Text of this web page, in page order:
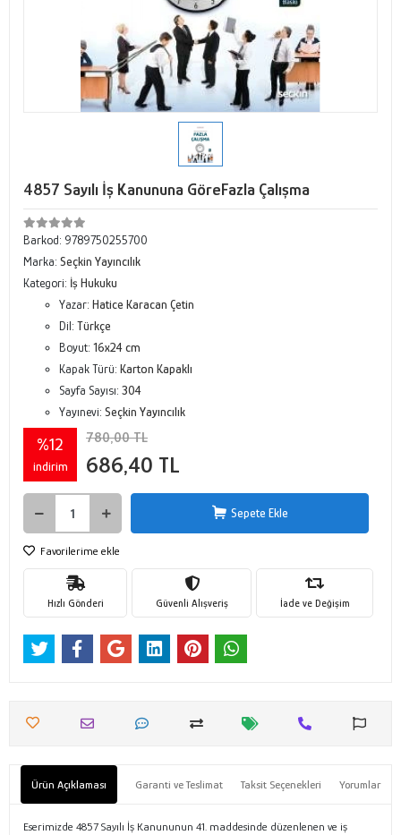
4857 Sayılı İş Kanununa GöreFazla Çalışma
Barkod: 9789750255700
Marka: Seçkin Yayıncılık
Kategori: İş Hukuku
Yazar: Hatice Karacan Çetin
Dil: Türkçe
Boyut: 16x24 cm
Kapak Türü: Karton Kapaklı
Sayfa Sayısı: 304
Yayınevi: Seçkin Yayıncılık
%12
indirim
780,00 TL
686,40 TL
Sepete Ekle
Favorilerime ekle
Hızlı Gönderi Güvenli Alışveriş İade ve Değişim
Ürün Açıklaması Garanti ve Teslimat Taksit Seçenekleri Yorumlar
Eserimizde 4857 Sayılı İş Kanununun 41. maddesinde düzenlenen ve iş